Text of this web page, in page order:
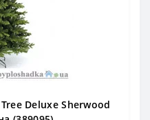
Deluxe Sherwood